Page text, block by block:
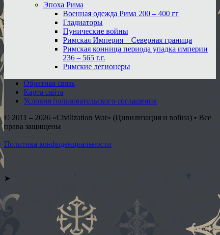
Эпоха Рима
Военная одежда Рима 200 – 400 гг
Гладиаторы
Пунические войны
Римская Империя – Северная граница
Римская конница периода упадка империи
236 – 565 г.г.
Римские легионеры
Обратная связь
Карта сайта
Условия пользовательского соглашения
© 2011 – 2026 «Civilization War» (Цивилизация и война) • Все
права защищены
Политика конфиденциальности
➤